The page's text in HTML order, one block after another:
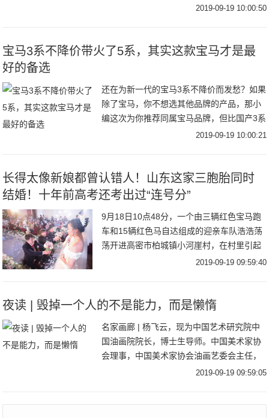
心头好，风衣当然是每年秋季不能避免的话
2019-09-19 10:00:50
宝马3系不降价带火了5系，其实这款宝马才是最
好的备选
还在为新一代的宝马3系不降价而发愁？如果
除了宝马，你不想选其他品牌的产品，那小
编这次为你推荐同属宝马品牌，但比国产3系
更加彰显运动的车型——宝马3系GT。为什
2019-09-19 10:00:21
长得太像新娘都曾认错人！山东这家三胞胎同时
结婚！十年前高考还考出过“连号分”
9月18日10点48分，一个由三辆红色宝马跑
车和15辆红色马自达组成的迎亲车队浩浩荡
荡开进高密市柏城镇小河崖村，在村里引起
一番沸腾。这是谁家的孩子结婚？竟然搞了
2019-09-19 09:59:40
夜读 | 毁掉一个人的不是能力，而是懒惰
名家画廊 | 杨飞云，现为中国艺术研究院中
国油画院院长，博士生导师。中国美术家协
会理事，中国美术家协会油画艺委会主任，
中国油画学会副主席，中央美术学院客座教
2019-09-19 09:59:05